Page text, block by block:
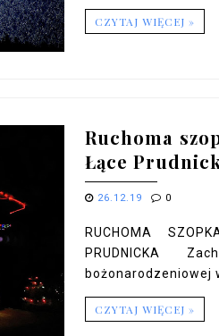
CZYTAJ WIĘCEJ »
Ruchoma
Łące
26.12.19 0
RUCHOMA
PRUDNICKA
bożonarodzeniowej
CZYTAJ WIĘCEJ »